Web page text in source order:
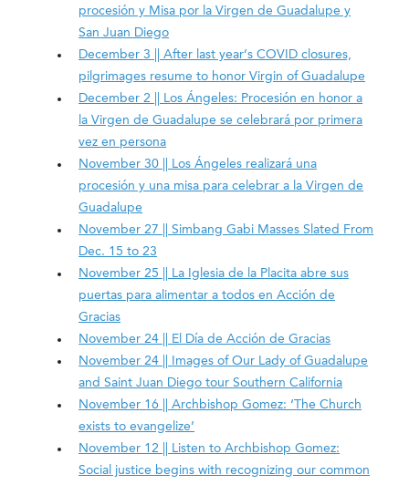
procesión y Misa por la Virgen de Guadalupe y
San Juan Diego
December 3 || After last year’s COVID closures,
pilgrimages resume to honor Virgin of Guadalupe
December 2 || Los Ángeles: Procesión en honor a
la Virgen de Guadalupe se celebrará por primera
vez en persona
November 30 || Los Ángeles realizará una
procesión y una misa para celebrar a la Virgen de
Guadalupe
November 27 || Simbang Gabi Masses Slated From
Dec. 15 to 23
November 25 || La Iglesia de la Placita abre sus
puertas para alimentar a todos en Acción de
Gracias
November 24 || El Día de Acción de Gracias
November 24 || Images of Our Lady of Guadalupe
and Saint Juan Diego tour Southern California
November 16 || Archbishop Gomez: ‘The Church
exists to evangelize’
November 12 || Listen to Archbishop Gomez:
Social justice begins with recognizing our common